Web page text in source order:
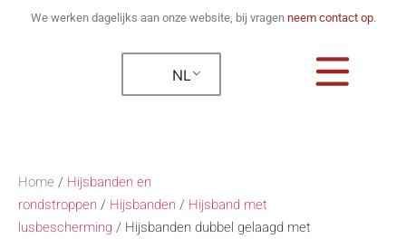
We werken dagelijks aan onze website, bij vragen neem contact op.
NL
Home / Hijsbanden en
rondstroppen / Hijsbanden / Hijsband met
lusbescherming / Hijsbanden dubbel gelaagd met